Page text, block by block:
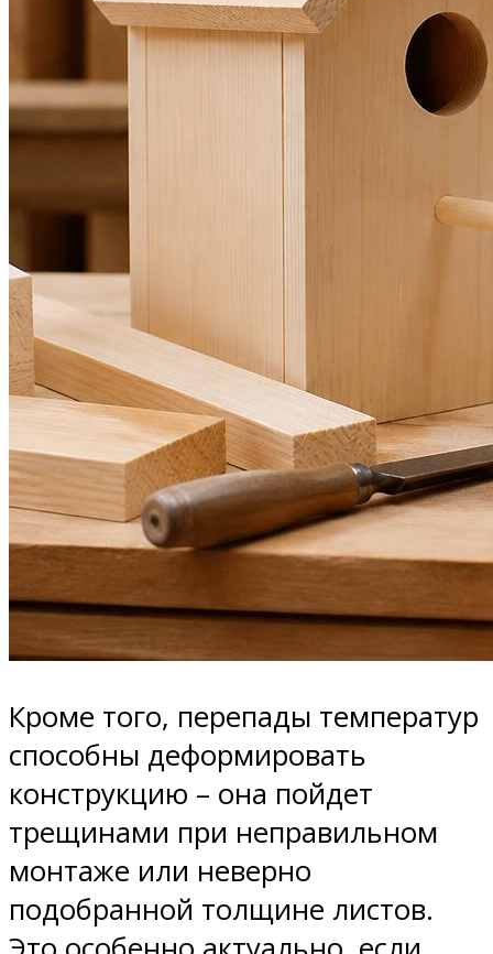
Кроме того, перепады температур
способны деформировать
конструкцию – она пойдет
трещинами при неправильном
монтаже или неверно
подобранной толщине листов.